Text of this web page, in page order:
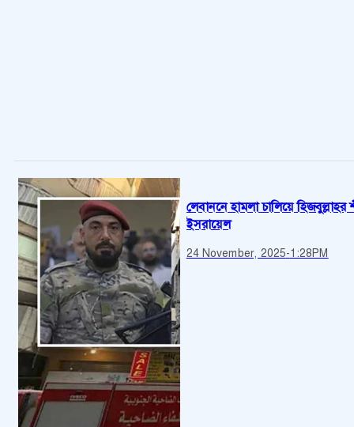
লেবাননে হামলা চালিয়ে হিজবুল্লাহর
ইসরায়েল
24 November, 2025-1:28PM